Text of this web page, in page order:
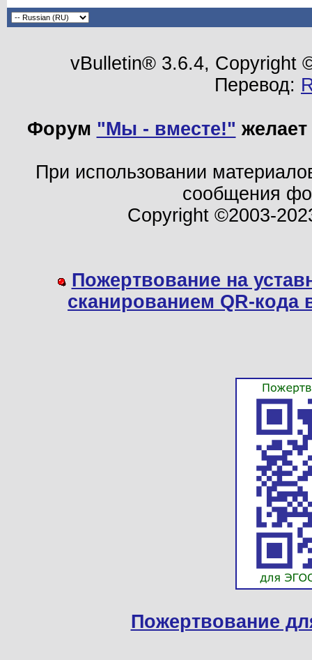
vBulletin® 3.6.4, Copyright
Перевод:
Форум "Мы - вместе!"
При использовании
сообщения
Copyright ©2003-
Пожертвование на
сканированием QR-
Пожертвование